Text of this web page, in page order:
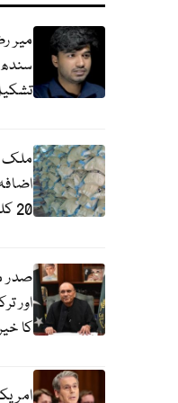
میر
ملک
20 کلو تھیلا 100 روپے تک مہنگا
صدر
اور
کا